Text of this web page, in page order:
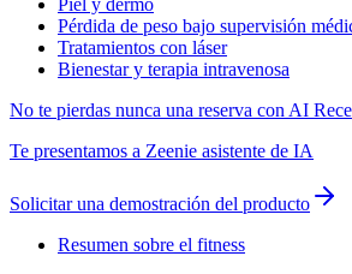
Piel y dermo
Pérdida de peso bajo supervisión
Tratamientos con láser
Bienestar y terapia intravenosa
No te pierdas nunca una reserva con AI
Te presentamos a Zeenie asistente de IA
Solicitar una demostración del producto
Resumen sobre el fitness